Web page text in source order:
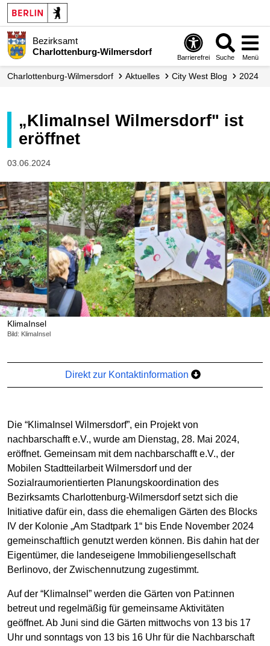
Bezirksamt
Charlottenburg-Wilmersdorf
Barrierefrei Suche Menü
Charlottenburg-Wilmersdorf Aktuelles City West Blog 2024
„KlimaInsel Wilmersdorf" ist
eröffnet
03.06.2024
KlimaInsel
Bild: KlimaInsel
Direkt zur Kontaktinformation
Die “KlimaInsel Wilmersdorf”, ein Projekt von
nachbarschafft e.V., wurde am Dienstag, 28. Mai 2024,
eröffnet. Gemeinsam mit dem nachbarschafft e.V., der
Mobilen Stadtteilarbeit Wilmersdorf und der
Sozialraumorientierten Planungskoordination des
Bezirksamts Charlottenburg-Wilmersdorf setzt sich die
Initiative dafür ein, dass die ehemaligen Gärten des Blocks
IV der Kolonie „Am Stadtpark 1“ bis Ende November 2024
gemeinschaftlich genutzt werden können. Bis dahin hat der
Eigentümer, die landeseigene Immobiliengesellschaft
Berlinovo, der Zwischennutzung zugestimmt.
Auf der “KlimaInsel” werden die Gärten von Pat:innen
betreut und regelmäßig für gemeinsame Aktivitäten
geöffnet. Ab Juni sind die Gärten mittwochs von 13 bis 17
Uhr und sonntags von 13 bis 16 Uhr für die Nachbarschaft